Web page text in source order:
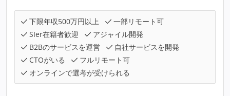
下限年収500万円以上
一部リモート可
SIer在籍者歓迎
アジャイル開発
B2Bのサービスを運営
自社サービスを開発
CTOがいる
フルリモート可
オンラインで選考が受けられる